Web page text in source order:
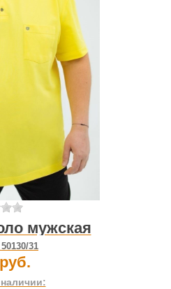
мужская
50130/31